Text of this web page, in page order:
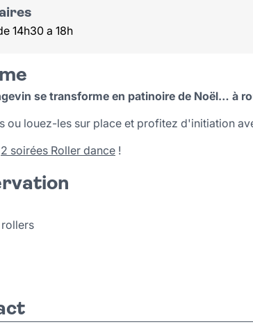
14h30 a 18h
se transforme en patinoire de Noël… à
ou louez-les sur place et profitez d'initiation
2 soirées Roller dance !